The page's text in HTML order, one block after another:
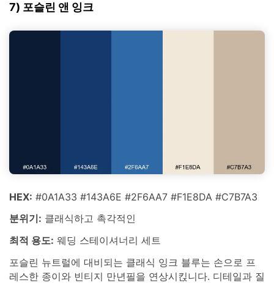
7) 포슬린 앤 잉크
HEX: #0A1A33 #143A6E #2F6AA7 #F1E8DA #C7B7A3
분위기: 클래식하고 촉각적인
최적 용도: 웨딩 스테이셔너리 세트
포슬린 뉴트럴에 대비되는 클래식 잉크 블루는 손으로 프
레스한 종이와 빈티지 만년필을 연상시킩니다. 디테일과 질